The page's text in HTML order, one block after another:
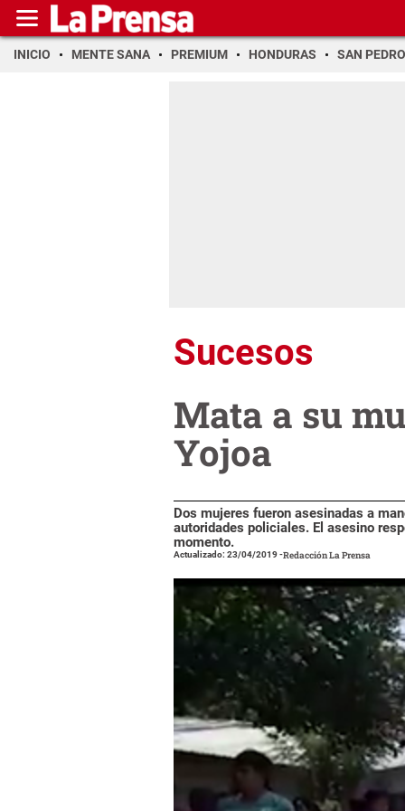
INICIO MENTE SANA PREMIUM HONDURAS SAN PEDRO
Sucesos
Mata a su
Yojoa
Dos mujeres fueron asesinadas a
autoridades policiales. El asesino
momento.
Actualizado: 23/04/2019-Redacción La Prensa